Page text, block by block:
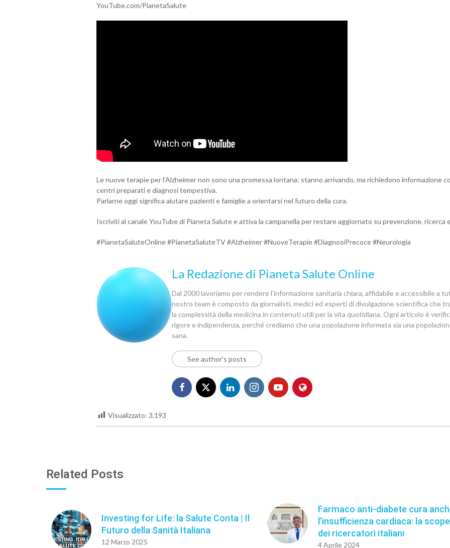
YouTube.com/PianetaSalute
Le nuove terapie per l’Alzheimer non sono una promessa lontana: stanno arrivando, ma richiedono informazione
centri preparati e diagnosi tempestiva.
Parlarne oggi significa aiutare pazienti e famiglie a orientarsi nel futuro della cura.
Iscriviti al canale YouTube di Pianeta Salute e attiva la campanella per restare aggiornato su prevenzione, ricerca
#PianetaSaluteOnline #PianetaSaluteTV #Alzheimer #NuoveTerapie #DiagnosiPrecoce #Neurologia
La Redazione di Pianeta Salute Online
Dal 2000 lavoriamo per rendere l’informazione sanitaria chiara, affidabile e accessibile a
nostro team è composto da giornalisti, medici ed esperti di divulgazione scientifica che
la complessità della medicina in contenuti utili per la vita quotidiana. Ogni articolo è
rigore e indipendenza, perché crediamo che una popolazione informata sia una
sana.
See author's posts
Visualizzato: 3.193
Related Posts
Investing for Life: la Salute Conta | Il
Futuro della Sanità Italiana
12 Marzo 2025
Farmaco anti-diabete cura
l’insufficienza cardiaca: la
dei ricercatori italiani
4 Aprile 2024